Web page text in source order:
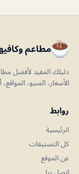
مطاعم
دليلك المفيد لأفضل
الأسعار، المنيو،
روابط
الرئيسية
كل التصنيفات
عن الموقع
اتصل بنا